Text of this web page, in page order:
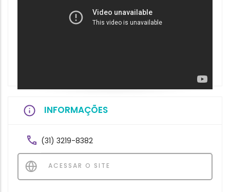
INFORMAÇÕES
(31) 3219-8382
ACESSAR O SITE